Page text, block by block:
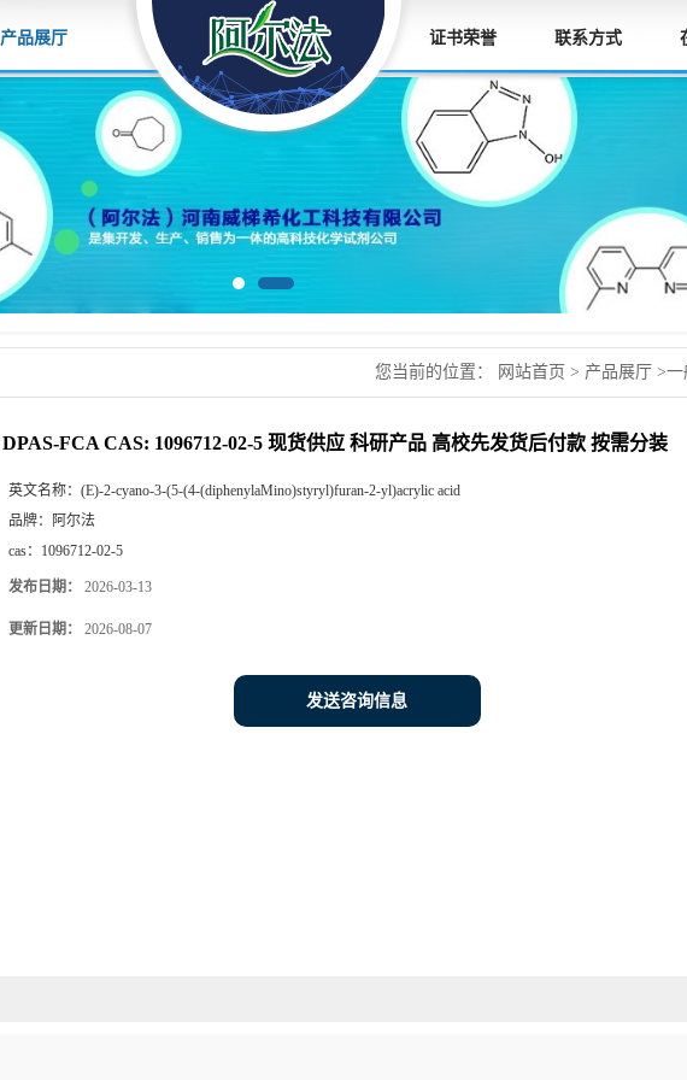
产品展厅 证书荣誉 联系方式
您当前的位置： 网站首页 > 产品展厅 >一
DPAS-FCA CAS: 1096712-02-5 现货供应 科研产品 高校先发货后付款 按需分装
英文名称： (E)-2-cyano-3-(5-(4-(diphenylaMino)styryl)furan-2-yl)acrylic acid
品牌： 阿尔法
cas： 1096712-02-5
发布日期： 2026-03-13
更新日期： 2026-08-07
发送咨询信息